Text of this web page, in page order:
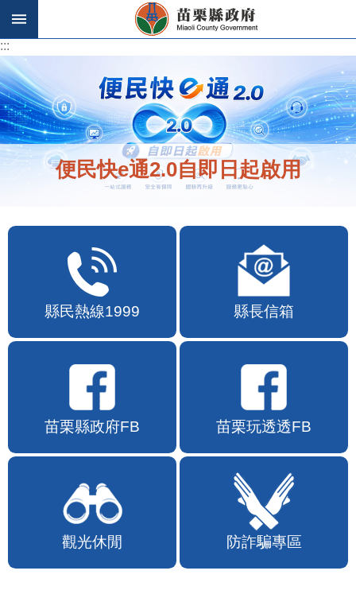
跳到主要內容區塊
:::
:::
便民快e通2.0自即日起啟用
縣民熱線1999 縣長信箱
苗栗縣政府FB 苗栗玩透透FB
觀光休閒 防詐騙專區